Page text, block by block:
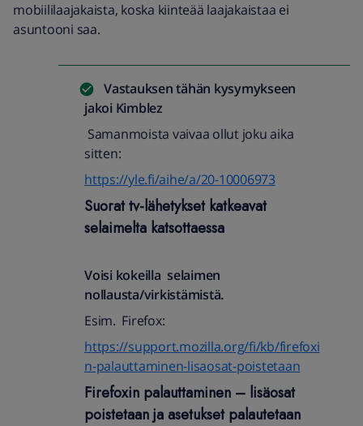
mobiililaajakaista, koska kiinteää laajakaistaa ei
asuntooni saa.
Vastauksen tähän kysymykseen
jakoi Kimblez
Samanmoista vaivaa ollut joku aika
sitten:
https://yle.fi/aihe/a/20-10006973
Suorat tv-lähetykset katkeavat
selaimelta katsottaessa
Voisi kokeilla selaimen
nollausta/virkistämistä.
Esim. Firefox:
https://support.mozilla.org/fi/kb/firefoxi
n-palauttaminen-lisaosat-poistetaan
Firefoxin palauttaminen – lisäosat
poistetaan ja asetukset palautetaan